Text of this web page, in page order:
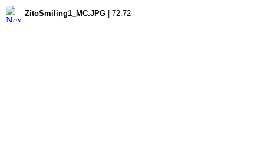
ZitoSmiling1_MC.JPG | 72.72